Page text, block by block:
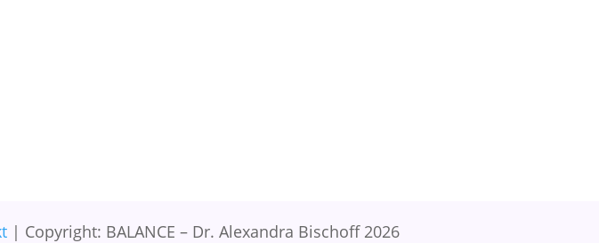
| Copyright: BALANCE – Dr. Alexandra Bischoff 2026